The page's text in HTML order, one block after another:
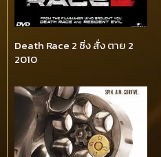
Death Race 2 ซิ่ง สั่ง ตาย 2
2010